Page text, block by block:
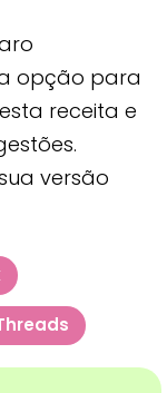
opção para
receita e
versão